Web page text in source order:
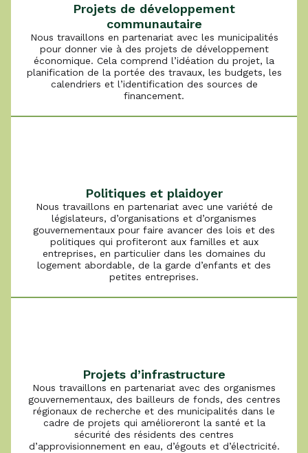
Projets de développement
communautaire
Nous travaillons en partenariat avec les municipalités
pour donner vie à des projets de développement
économique. Cela comprend l’idéation du projet, la
planification de la portée des travaux, les budgets, les
calendriers et l’identification des sources de
financement.
Politiques et plaidoyer
Nous travaillons en partenariat avec une variété de
législateurs, d’organisations et d’organismes
gouvernementaux pour faire avancer des lois et des
politiques qui profiteront aux familles et aux
entreprises, en particulier dans les domaines du
logement abordable, de la garde d’enfants et des
petites entreprises.
Projets d’infrastructure
Nous travaillons en partenariat avec des organismes
gouvernementaux, des bailleurs de fonds, des centres
régionaux de recherche et des municipalités dans le
cadre de projets qui amélioreront la santé et la
sécurité des résidents des centres
d’approvisionnement en eau, d’égouts et d’électricité.